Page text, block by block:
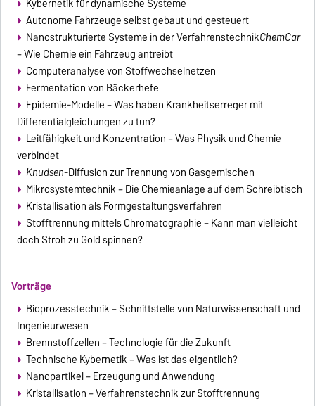
Kybernetik für dynamische Systeme
Autonome Fahrzeuge selbst gebaut und gesteuert
Nanostrukturierte Systeme in der VerfahrenstechnikChemCar
– Wie Chemie ein Fahrzeug antreibt
Computeranalyse von Stoffwechselnetzen
Fermentation von Bäckerhefe
Epidemie-Modelle – Was haben Krankheitserreger mit
Differentialgleichungen zu tun?
Leitfähigkeit und Konzentration – Was Physik und Chemie
verbindet
Knudsen-Diffusion zur Trennung von Gasgemischen
Mikrosystemtechnik – Die Chemieanlage auf dem Schreibtisch
Kristallisation als Formgestaltungsverfahren
Stofftrennung mittels Chromatographie – Kann man vielleicht
doch Stroh zu Gold spinnen?
Vorträge
Bioprozesstechnik – Schnittstelle von Naturwissenschaft und
Ingenieurwesen
Brennstoffzellen – Technologie für die Zukunft
Technische Kybernetik – Was ist das eigentlich?
Nanopartikel – Erzeugung und Anwendung
Kristallisation – Verfahrenstechnik zur Stofftrennung